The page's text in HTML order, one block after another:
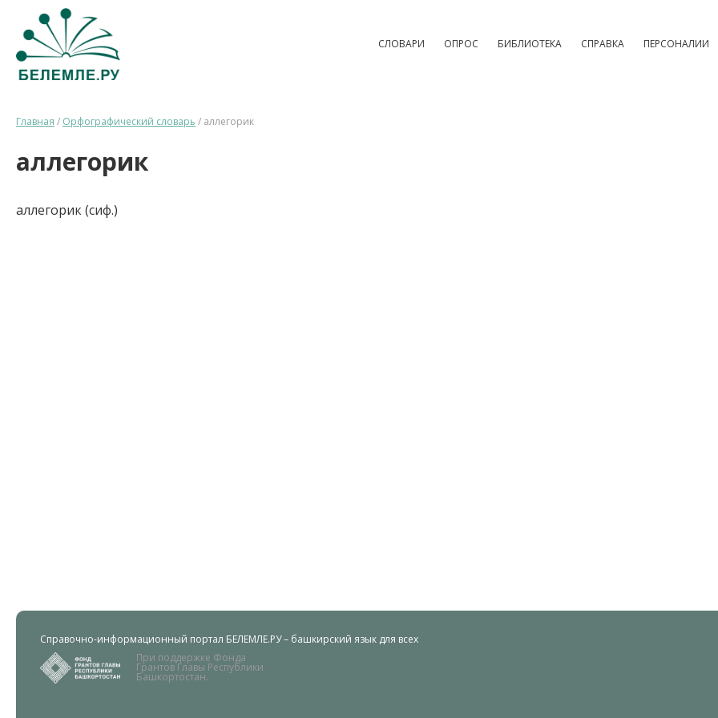
СЛОВАРИ ОПРОС БИБЛИОТЕКА СПРАВКА ПЕРСОНАЛИИ
Главная / Орфографический словарь / аллегорик
аллегорик
аллегорик (сиф.)
Справочно-информационный портал БЕЛЕМЛЕ.РУ – башкирский язык для всех
При поддержке Фонда
Грантов Главы Республики
Башкортостан.